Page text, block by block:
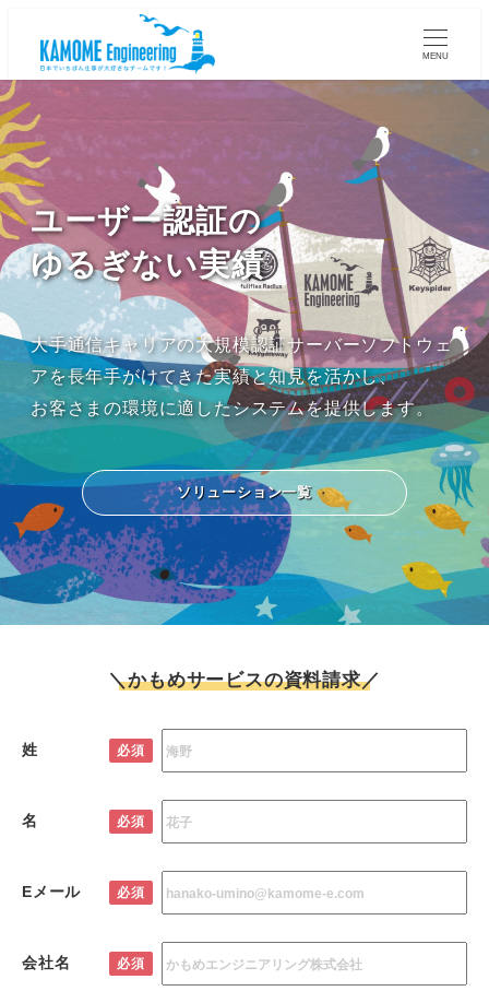
MENU
ユーザー認証の
ゆるぎない実績
大手通信キャリアの大規模認証サーバーソフトウェ
アを長年手がけてきた実績と知見を活かし、
お客さまの環境に適したシステムを提供します。
ソリューション一覧
＼かもめサービスの資料請求／
姓 必須
名 必須
Eメール 必須
会社名 必須